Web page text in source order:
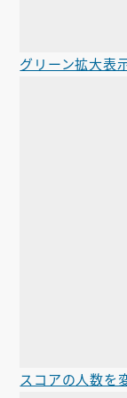
グリーン拡大表
スコアの人数を